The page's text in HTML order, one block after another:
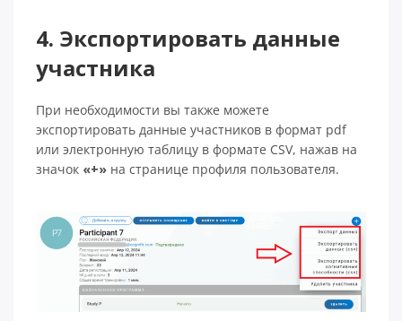
4. Экспортировать данные
участника
При необходимости вы также можете
экспортировать данные участников в формат pdf
или электронную таблицу в формате CSV, нажав на
значок «+» на странице профиля пользователя.